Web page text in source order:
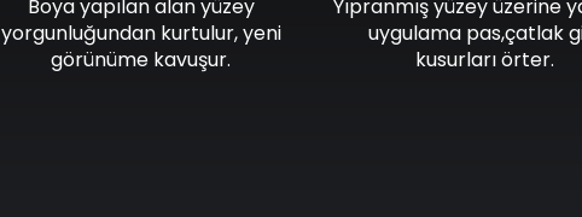
Boya yapılan alan yüzey
yorgunluğundan kurtulur, yeni
görünüme kavuşur.
Yıpranmış yüzey üzerine
uygulama pas,çatlak
kusurları örter.